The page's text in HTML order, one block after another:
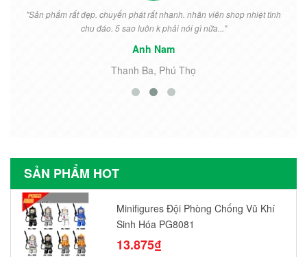
"Sản phẩm rất đẹp. chuyển phát rất nhanh. nhân viên shop nhiệt tình
chu đáo. 5 sao luôn k phải nói gì nữa..."
Anh Nam
Thanh Ba, Phú Thọ
SẢN PHẨM HOT
Minifigures Đội Phòng Chống Vũ Khí
Sinh Hóa PG8081
13.875₫